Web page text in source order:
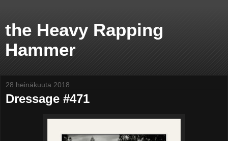
the Heavy Rapping
Hammer
28 heinäkuuta 2018
Dressage #471